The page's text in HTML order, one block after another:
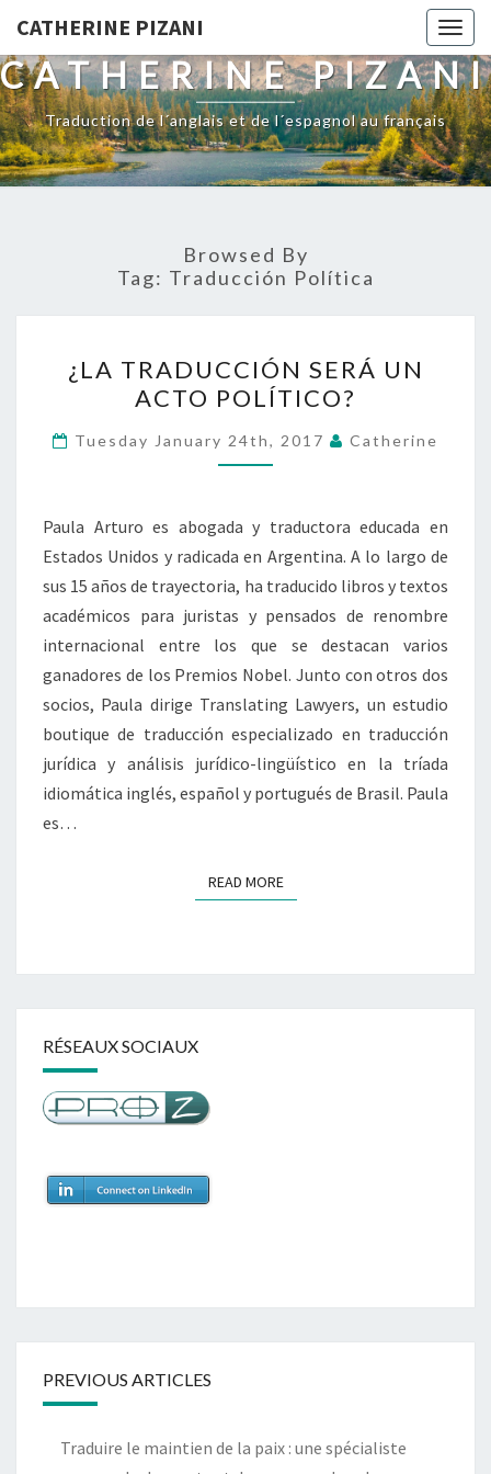
CATHERINE PIZANI
CATHERINE PIZANI
Traduction de l´anglais et de l´espagnol au français
Browsed By
Tag: Traducción Política
TRADUCCIÓN
SERÁ
UN
ACTO
¿LA TRADUCCIÓN SERÁ UN
ACTO POLÍTICO?
Tuesday January 24th, 2017 Catherine
Paula Arturo es abogada y traductora educada en
Estados Unidos y radicada en Argentina. A lo largo de
sus 15 años de trayectoria, ha traducido libros y textos
académicos para juristas y pensados de renombre
internacional entre los que se destacan varios
ganadores de los Premios Nobel. Junto con otros dos
socios, Paula dirige Translating Lawyers, un estudio
boutique de traducción especializado en traducción
jurídica y análisis jurídico-lingüístico en la tríada
idiomática inglés, español y portugués de Brasil. Paula
es…
READ MOREREAD MORE
RÉSEAUX SOCIAUX
PREVIOUS ARTICLES
Traduire le maintien de la paix : une spécialiste